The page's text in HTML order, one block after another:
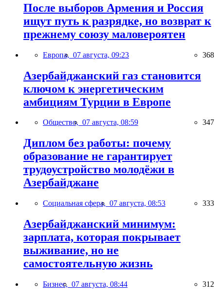
После выборов Армения и Россия
ищут путь к разрядке, но возврат к
прежнему союзу маловероятен
Европа, 07 августа, 09:23 368
Азербайджанский газ становится
ключом к энергетическим
амбициям Турции в Европе
Общество, 07 августа, 08:59 347
Диплом без работы: почему
образование не гарантирует
трудоустройство молодёжи в
Азербайджане
Социальная сфера, 07 августа, 08:53 333
Азербайджанский минимум:
зарплата, которая покрывает
выживание, но не
самостоятельную жизнь
Бизнес, 07 августа, 08:44 312